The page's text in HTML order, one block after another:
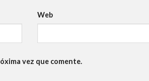
Web
vez que comente.